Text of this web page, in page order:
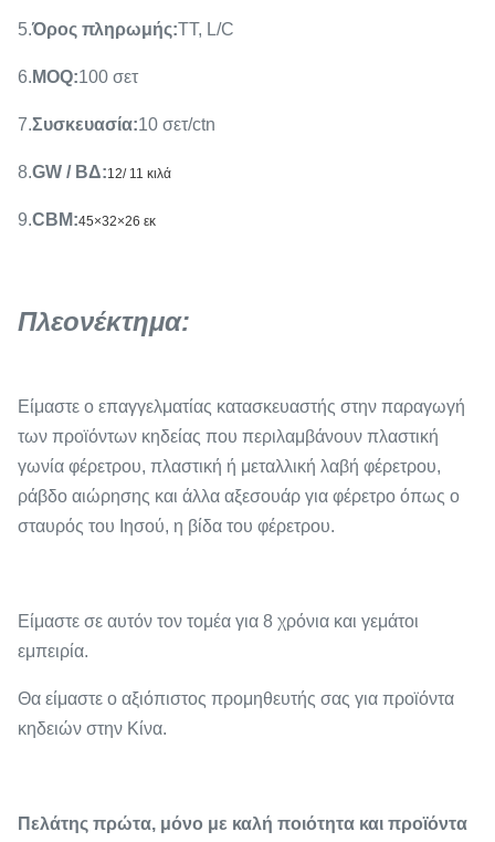
5.Όρος πληρωμής:TT, L/C
6. MOQ:100 σετ
7.Συσκευασία:10 σετ/ctn
8.GW / ΒΔ:12/ 11 κιλά
9.CBM:45×32×26 εκ
Πλεονέκτημα:
Είμαστε ο επαγγελματίας κατασκευαστής στην παραγωγή
των προϊόντων κηδείας που περιλαμβάνουν πλαστική
γωνία φέρετρου, πλαστική ή μεταλλική λαβή φέρετρου,
ράβδο αιώρησης και άλλα αξεσουάρ για φέρετρο όπως ο
σταυρός του Ιησού, η βίδα του φέρετρου.
Είμαστε σε αυτόν τον τομέα για 8 χρόνια και γεμάτοι
εμπειρία.
Θα είμαστε ο αξιόπιστος προμηθευτής σας για προϊόντα
κηδειών στην Κίνα.
Πελάτης πρώτα, μόνο με καλή ποιότητα και προϊόντα